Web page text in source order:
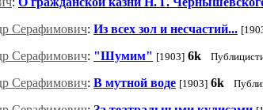
Серафимович: Из всех зол и несчастий...
Серафимович: "Шумим" [1903] 6k
Серафимович: В мутной воде [1903] 6k